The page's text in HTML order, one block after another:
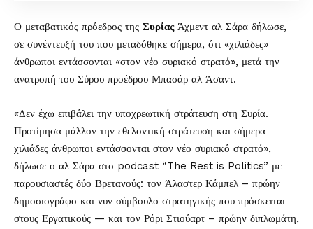
Ο μεταβατικός πρόεδρος της Συρίας Άχμεντ αλ Σάρα δήλωσε,
σε συνέντευξή του που μεταδόθηκε σήμερα, ότι «χιλιάδες»
άνθρωποι εντάσσονται «στον νέο συριακό στρατό», μετά την
ανατροπή του Σύρου προέδρου Μπασάρ αλ Άσαντ.
«Δεν έχω επιβάλει την υποχρεωτική στράτευση στη Συρία.
Προτίμησα μάλλον την εθελοντική στράτευση και σήμερα
χιλιάδες άνθρωποι εντάσσονται στον νέο συριακό στρατό»,
δήλωσε ο αλ Σάρα στο podcast “The Rest is Politics” με
παρουσιαστές δύο Βρετανούς: τον Άλαστερ Κάμπελ – πρώην
δημοσιογράφο και νυν σύμβουλο στρατηγικής που πρόσκειται
στους Εργατικούς — και τον Ρόρι Στιούαρτ – πρώην διπλωμάτη,